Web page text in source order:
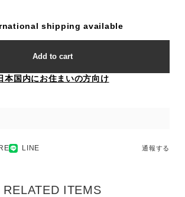
shipping available
Add to cart
本国内にお住まいの方向け
LINE 通報する
RELATED ITEMS